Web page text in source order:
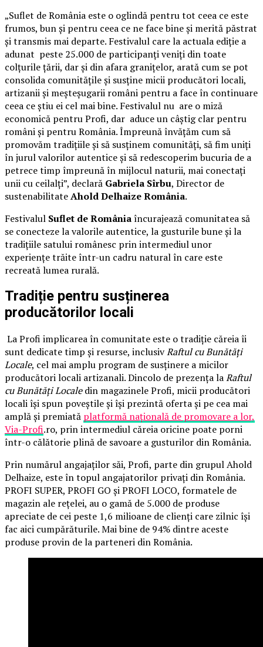
„Suflet de România este o oglindă pentru tot ceea ce este
frumos, bun și pentru ceea ce ne face bine și merită păstrat
și transmis mai departe. Festivalul care la actuala ediție a
adunat peste 25.000 de participanți veniți din toate
colțurile țării, dar și din afara granițelor, arată cum se pot
consolida comunitățile și susține micii producători locali,
artizanii și meșteșugarii români pentru a face în continuare
ceea ce știu ei cel mai bine. Festivalul nu are o miză
economică pentru Profi, dar aduce un câștig clar pentru
români și pentru România. Împreună învățăm cum să
promovăm tradițiile și să susținem comunități, să fim uniți
în jurul valorilor autentice și să redescoperim bucuria de a
petrece timp împreună în mijlocul naturii, mai conectați
unii cu ceilalți”, declară Gabriela Sîrbu, Director de
sustenabilitateAhold Delhaize România.
Festivalul Suflet de Româniaîncurajează comunitatea să
se conecteze la valorile autentice, la gusturile bune și la
tradițiile satului românesc prin intermediul unor
experiențe trăite într-un cadru natural în care este
recreată lumea rurală.
Tradiție pentru susținerea
producătorilor locali
La Profi implicarea în comunitate este o tradiție căreia îi
sunt dedicate timp și resurse, inclusivRaftul cu Bunătăți
Locale, cel mai amplu program de susținere a micilor
producători locali artizanali. Dincolo de prezența laRaftul
cu Bunătăți Localedin magazinele Profi, micii producători
locali își spun poveștile și își prezintă oferta și pe cea mai
amplă și premiată platformă națională de promovare a lor,
Via-Profi.ro, prin intermediul căreia oricine poate porni
într-o călătorie plină de savoare a gusturilor din România.
Prin numărul angajaților săi, Profi, parte din grupul Ahold
Delhaize, este în topul angajatorilor privați din România.
PROFI SUPER, PROFI GO și PROFI LOCO, formatele de
magazin ale rețelei, au o gamă de 5.000 de produse
apreciate de cei peste 1,6 milioane de clienți care zilnic își
fac aici cumpărăturile. Mai bine de 94% dintre aceste
produse provin de la parteneri din România.